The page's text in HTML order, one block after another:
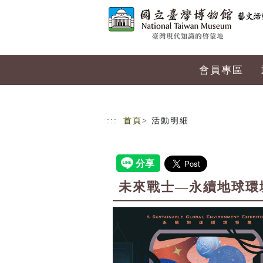
會員專區
::: 首頁 > 活動明細
未來戰士—永續地球環